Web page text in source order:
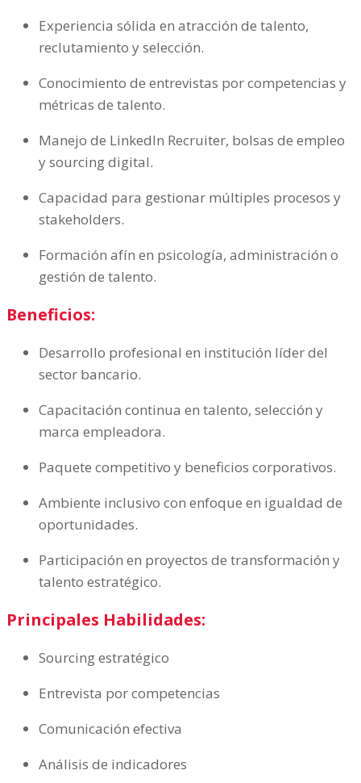
Experiencia sólida en atracción de talento,
reclutamiento y selección.
Conocimiento de entrevistas por competencias y
métricas de talento.
Manejo de LinkedIn Recruiter, bolsas de empleo
y sourcing digital.
Capacidad para gestionar múltiples procesos y
stakeholders.
Formación afín en psicología, administración o
gestión de talento.
Beneficios:
Desarrollo profesional en institución líder del
sector bancario.
Capacitación continua en talento, selección y
marca empleadora.
Paquete competitivo y beneficios corporativos.
Ambiente inclusivo con enfoque en igualdad de
oportunidades.
Participación en proyectos de transformación y
talento estratégico.
Principales Habilidades:
Sourcing estratégico
Entrevista por competencias
Comunicación efectiva
Análisis de indicadores